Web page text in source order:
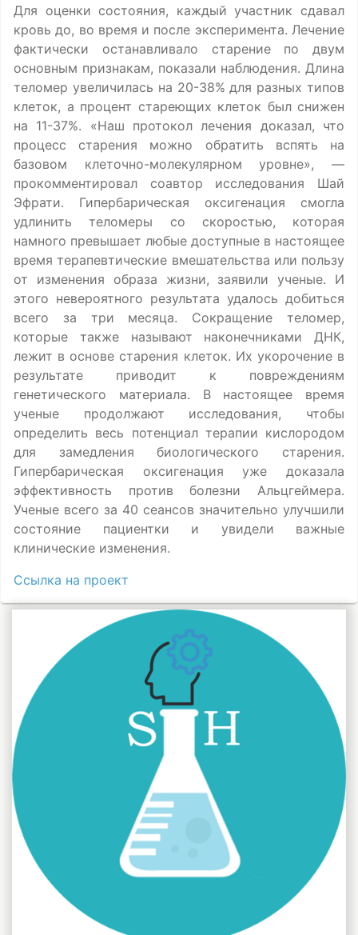
Для оценки состояния, каждый участник сдавал
кровь до, во время и после эксперимента. Лечение
фактически останавливало старение по двум
основным признакам, показали наблюдения. Длина
теломер увеличилась на 20-38% для разных типов
клеток, а процент стареющих клеток был снижен
на 11-37%. «Наш протокол лечения доказал, что
процесс старения можно обратить вспять на
базовом клеточно-молекулярном уровне», —
прокомментировал соавтор исследования Шай
Эфрати. Гипербарическая оксигенация смогла
удлинить теломеры со скоростью, которая
намного превышает любые доступные в настоящее
время терапевтические вмешательства или пользу
от изменения образа жизни, заявили ученые. И
этого невероятного результата удалось добиться
всего за три месяца. Сокращение теломер,
которые также называют наконечниками ДНК,
лежит в основе старения клеток. Их укорочение в
результате приводит к повреждениям
генетического материала. В настоящее время
ученые продолжают исследования, чтобы
определить весь потенциал терапии кислородом
для замедления биологического старения.
Гипербарическая оксигенация уже доказала
эффективность против болезни Альцгеймера.
Ученые всего за 40 сеансов значительно улучшили
состояние пациентки и увидели важные
клинические изменения.
Ссылка на проект